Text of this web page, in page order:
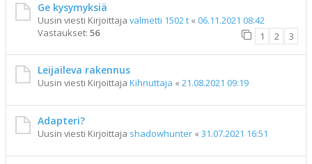
Ge kysymyksiä
Uusin viesti Kirjoittaja valmetti 1502 t « 06.11.2021 08:42
Vastaukset: 56 1 2 3
Leijaileva rakennus
Uusin viesti Kirjoittaja Kihnuttaja « 21.08.2021 09:19
Adapteri?
Uusin viesti Kirjoittaja shadowhunter « 31.07.2021 16:51